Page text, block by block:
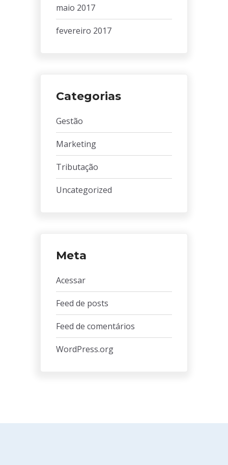
maio 2017
fevereiro 2017
Categorias
Gestão
Marketing
Tributação
Uncategorized
Meta
Acessar
Feed de posts
Feed de comentários
WordPress.org